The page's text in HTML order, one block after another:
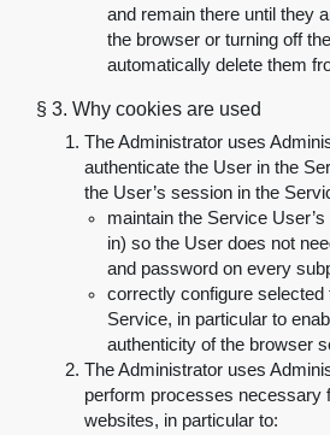
and remain there until they
the browser or turning off
automatically delete them
§ 3. Why cookies are used
The Administrator uses
authenticate the User in the
the User’s session in the
maintain the Service
in) so the User does not
and password on every
correctly configure selected
Service, in particular to
authenticity of the browser
The Administrator uses
perform processes necessary
websites, in particular to: